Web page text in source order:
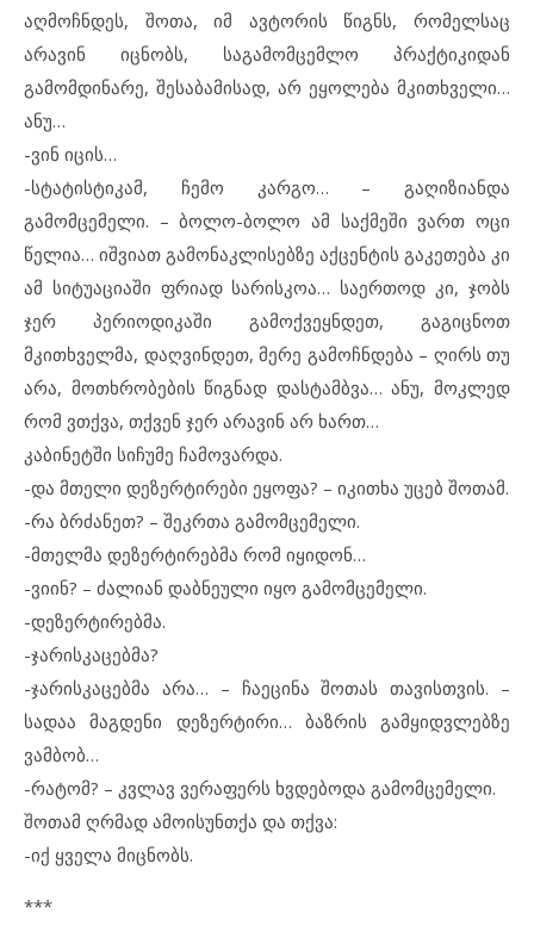
აღმოჩნდეს, შოთა, იმ ავტორის წიგნს, რომელსაც
არავინ იცნობს, საგამომცემლო პრაქტიკიდან
გამომდინარე, შესაბამისად, არ ეყოლება მკითხველი…
ანუ…
-ვინ იცის…
-სტატისტიკამ, ჩემო კარგო… – გაღიზიანდა
გამომცემელი. – ბოლო-ბოლო ამ საქმეში ვართ ოცი
წელია… იშვიათ გამონაკლისებზე აქცენტის გაკეთება კი
ამ სიტუაციაში ფრიად სარისკოა… საერთოდ კი, ჯობს
ჯერ პერიოდიკაში გამოქვეყნდეთ, გაგიცნოთ
მკითხველმა, დაღვინდეთ, მერე გამოჩნდება – ღირს თუ
არა, მოთხრობების წიგნად დასტამბვა… ანუ, მოკლედ
რომ ვთქვა, თქვენ ჯერ არავინ არ ხართ…
კაბინეტში სიჩუმე ჩამოვარდა.
-და მთელი დეზერტირები ეყოფა? – იკითხა უცებ შოთამ.
-რა ბრძანეთ? – შეკრთა გამომცემელი.
-მთელმა დეზერტირებმა რომ იყიდონ…
-ვიინ? – ძალიან დაბნეული იყო გამომცემელი.
-დეზერტირებმა.
-ჯარისკაცებმა?
-ჯარისკაცებმა არა… – ჩაეცინა შოთას თავისთვის. –
სადაა მაგდენი დეზერტირი… ბაზრის გამყიდვლებზე
ვამბობ…
-რატომ? – კვლავ ვერაფერს ხვდებოდა გამომცემელი.
შოთამ ღრმად ამოისუნთქა და თქვა:
-იქ ყველა მიცნობს.
***